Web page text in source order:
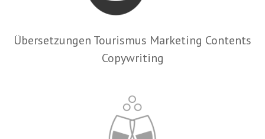
Übersetzungen Tourismus Marketing Contents
Copywriting